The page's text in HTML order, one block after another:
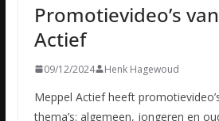
Promotievideo’s
Actief
09/12/2024 Henk Hagewoud
Meppel Actief heeft
thema’s: algemeen, jongeren en